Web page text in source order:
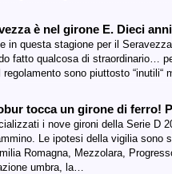
è nel girone E. Dieci
in questa stagione per il
fatto qualcosa di straordinario…
regolamento sono piuttosto
tocca un girone di ferro!
i nove gironi della Serie D
Le ipotesi della vigilia sono
Romagna, Mezzolara,
umbra, la…